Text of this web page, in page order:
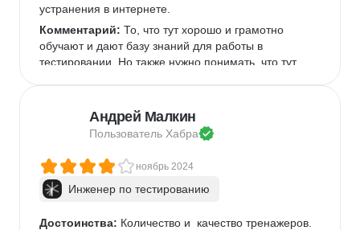
Практикуму спасибо!
устранения в интернете.
Комментарий: То, что тут хорошо и грамотно
обучают и дают базу знаний для работы в
тестировании. Но также нужно понимать, что тут
Андрей Малкин
Пользователь Хабра
ноябрь 2024
Инженер по тестированию
Достоинства: Количество и  качество тренажеров.